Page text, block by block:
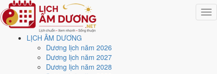
LỊCH ÂM DƯƠNG
Dương lịch năm 2026
Dương lịch năm 2027
Dương lịch năm 2028
Trang chủ
Lịch năm 2028
Tháng 1/2028